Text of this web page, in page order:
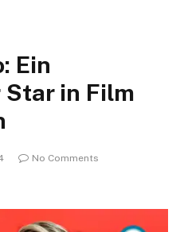
Ein
in Film
No Comments